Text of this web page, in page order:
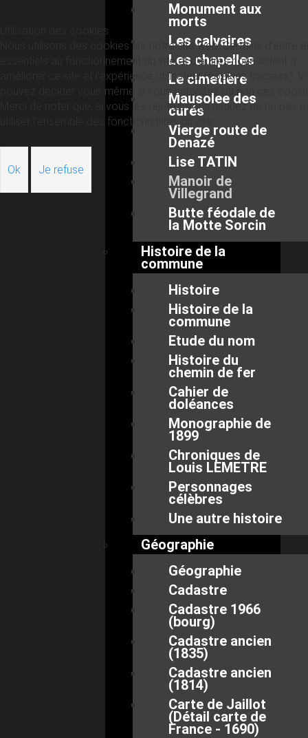
Monument aux
morts
Les calvaires
Les chapelles
Le cimetière
Mausolee des
curés
Vierge route de
Denazé
Lise TATIN
Manoir de
Villegrand
Butte féodale de
la Motte Sorcin
Histoire de la
commune
Histoire
Histoire de la
commune
Etude du nom
Histoire du
chemin de fer
Cahier de
doléances
Monographie de
1899
Chroniques de
Louis LEMETRE
Personnages
célèbres
Une autre histoire
Géographie
Géographie
Cadastre
Cadastre 1966
(bourg)
Cadastre ancien
(1835)
Cadastre ancien
(1814)
Carte de Jaillot
(Détail carte de
France - 1690)
Utilisation des cookies
Nous utilisons des cookies sur notre site web. Certains d’entre
essentiels au fonctionnement du site et d’autres nous aident à
améliorer ce site et l’expérience utilisateur (cookies traceurs).
pouvez décider vous-même si vous autorisez ou non ces
Merci de noter que, si vous les rejetez, vous risquez de ne pas
utiliser l’ensemble des fonctionnalités du site.
Ok Je refuse